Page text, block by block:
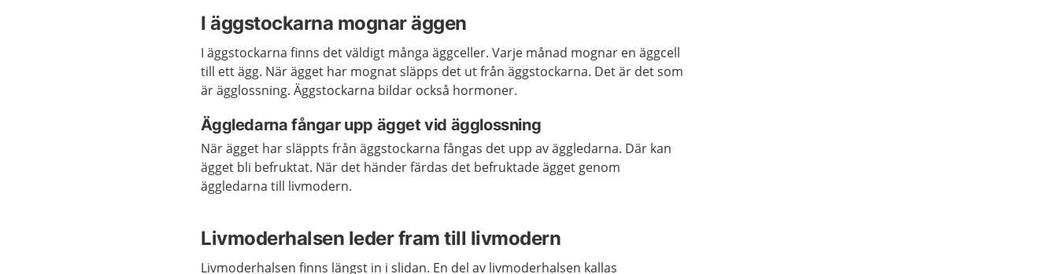
I äggstockarna mognar äggen
I äggstockarna finns det väldigt många äggceller. Varje månad mognar en äggcell
till ett ägg. När ägget har mognat släpps det ut från äggstockarna. Det är det som
är ägglossning. Äggstockarna bildar också hormoner.
Äggledarna fångar upp ägget vid ägglossning
När ägget har släppts från äggstockarna fångas det upp av äggledarna. Där kan
ägget bli befruktat. När det händer färdas det befruktade ägget genom
äggledarna till livmodern.
Livmoderhalsen leder fram till livmodern
Livmoderhalsen finns längst in i slidan. En del av livmoderhalsen kallas